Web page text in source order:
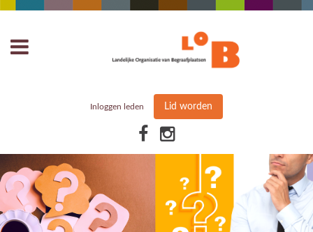
Inloggen leden Lid worden